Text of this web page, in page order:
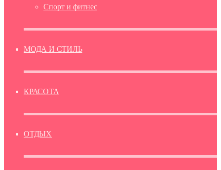
Спорт и фитнес
МОДА И СТИЛЬ
КРАСОТА
ОТДЫХ